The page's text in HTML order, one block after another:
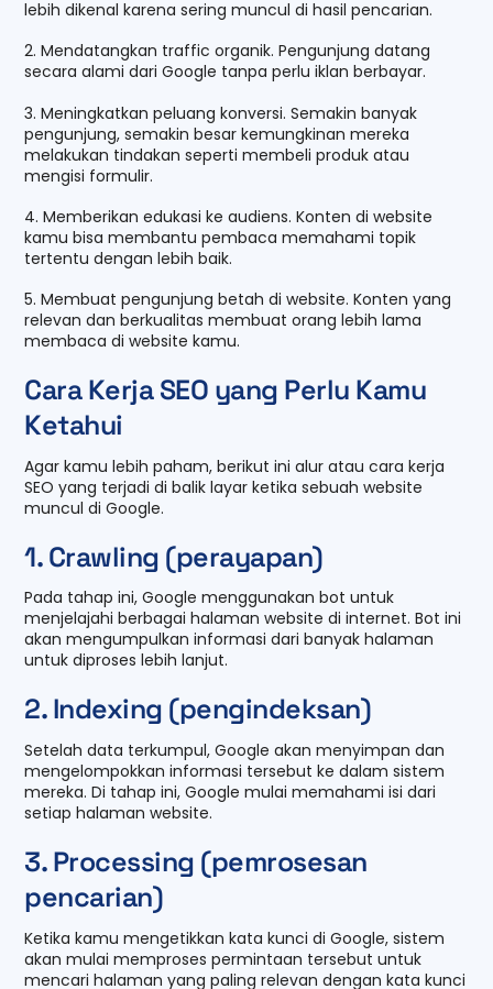
lebih dikenal karena sering muncul di hasil pencarian.
2. Mendatangkan traffic organik. Pengunjung datang
secara alami dari Google tanpa perlu iklan berbayar.
3. Meningkatkan peluang konversi. Semakin banyak
pengunjung, semakin besar kemungkinan mereka
melakukan tindakan seperti membeli produk atau
mengisi formulir.
4. Memberikan edukasi ke audiens. Konten di website
kamu bisa membantu pembaca memahami topik
tertentu dengan lebih baik.
5. Membuat pengunjung betah di website. Konten yang
relevan dan berkualitas membuat orang lebih lama
membaca di website kamu.
Cara Kerja SEO yang Perlu Kamu
Ketahui
Agar kamu lebih paham, berikut ini alur atau cara kerja
SEO yang terjadi di balik layar ketika sebuah website
muncul di Google.
1. Crawling (perayapan)
Pada tahap ini, Google menggunakan bot untuk
menjelajahi berbagai halaman website di internet. Bot ini
akan mengumpulkan informasi dari banyak halaman
untuk diproses lebih lanjut.
2. Indexing (pengindeksan)
Setelah data terkumpul, Google akan menyimpan dan
mengelompokkan informasi tersebut ke dalam sistem
mereka. Di tahap ini, Google mulai memahami isi dari
setiap halaman website.
3. Processing (pemrosesan
pencarian)
Ketika kamu mengetikkan kata kunci di Google, sistem
akan mulai memproses permintaan tersebut untuk
mencari halaman yang paling relevan dengan kata kunci